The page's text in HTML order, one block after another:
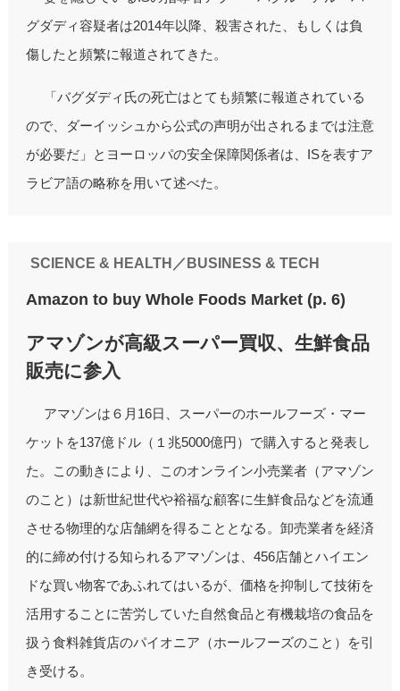
グダディ容疑者は2014年以降、殺害された、もしくは負
傷したと頻繁に報道されてきた。
「バグダディ氏の死亡はとても頻繁に報道されている
ので、ダーイッシュから公式の声明が出されるまでは注意
が必要だ」とヨーロッパの安全保障関係者は、ISを表すア
ラビア語の略称を用いて述べた。
SCIENCE & HEALTH／BUSINESS & TECH
Amazon to buy Whole Foods Market (p. 6)
アマゾンが高級スーパー買収、生鮮食品
販売に参入
アマゾンは６月16日、スーパーのホールフーズ・マー
ケットを137億ドル（１兆5000億円）で購入すると発表し
た。この動きにより、このオンライン小売業者（アマゾン
のこと）は新世紀世代や裕福な顧客に生鮮食品などを流通
させる物理的な店舗網を得ることとなる。卸売業者を経済
的に締め付ける知られるアマゾンは、456店舗とハイエン
ドな買い物客であふれてはいるが、価格を抑制して技術を
活用することに苦労していた自然食品と有機栽培の食品を
扱う食料雑貨店のパイオニア（ホールフーズのこと）を引
き受ける。